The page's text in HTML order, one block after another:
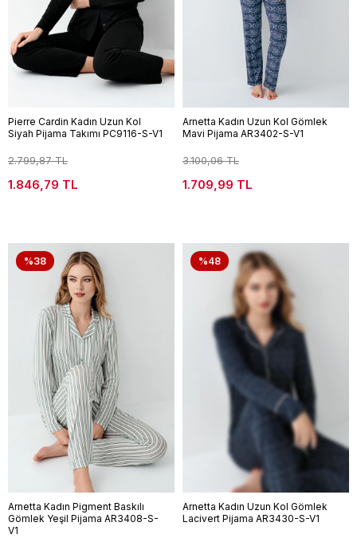
Pierre Cardin Kadın Uzun Kol
Siyah Pijama Takımı PC9116-S-V1
2.799,87 TL
1.846,79 TL
Arnetta Kadın Uzun Kol Gömlek
Mavi Pijama AR3402-S-V1
3.100,06 TL
1.709,99 TL
%38
Arnetta Kadın Pigment Baskılı
Gömlek Yeşil Pijama AR3408-S-
V1
%48
Arnetta Kadın Uzun Kol Gömlek
Lacivert Pijama AR3430-S-V1